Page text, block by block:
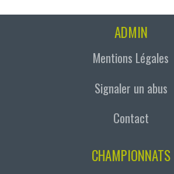
ADMIN
Mentions Légales
Signaler un abus
Contact
CHAMPIONNATS